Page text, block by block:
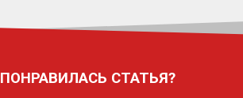
ПОНРАВИЛАСЬ СТАТЬЯ?